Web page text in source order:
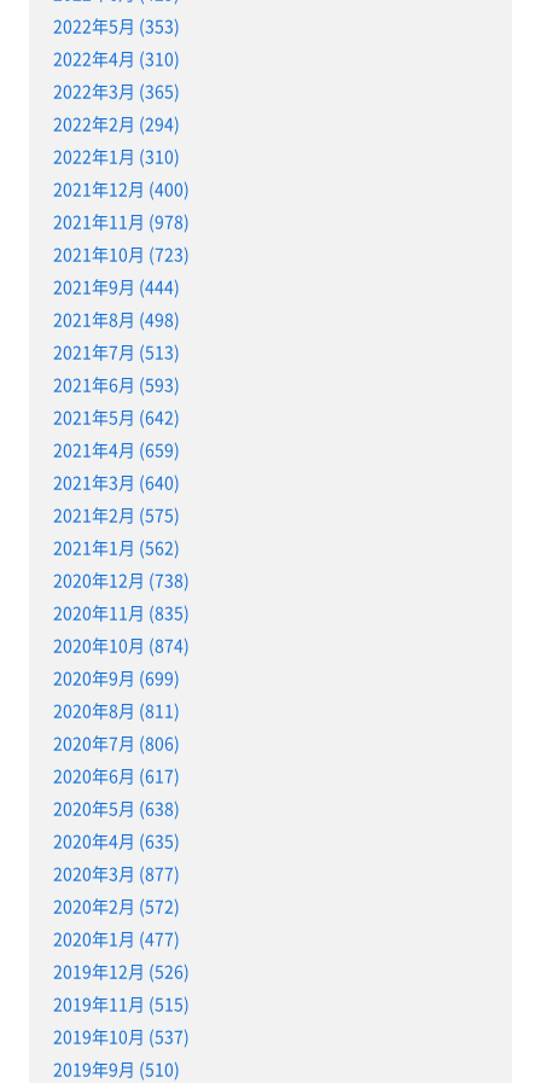
2022年5月 (353)
2022年4月 (310)
2022年3月 (365)
2022年2月 (294)
2022年1月 (310)
2021年12月 (400)
2021年11月 (978)
2021年10月 (723)
2021年9月 (444)
2021年8月 (498)
2021年7月 (513)
2021年6月 (593)
2021年5月 (642)
2021年4月 (659)
2021年3月 (640)
2021年2月 (575)
2021年1月 (562)
2020年12月 (738)
2020年11月 (835)
2020年10月 (874)
2020年9月 (699)
2020年8月 (811)
2020年7月 (806)
2020年6月 (617)
2020年5月 (638)
2020年4月 (635)
2020年3月 (877)
2020年2月 (572)
2020年1月 (477)
2019年12月 (526)
2019年11月 (515)
2019年10月 (537)
2019年9月 (510)